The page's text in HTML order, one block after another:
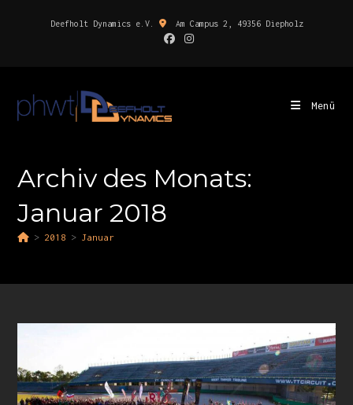
Deefholt Dynamics e.V. Am Campus 2, 49356 Diepholz
Menü
Archiv des Monats:
Januar 2018
> 2018 > Januar